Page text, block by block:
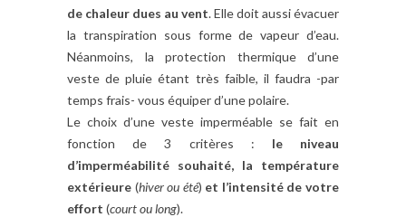
de chaleur dues au vent. Elle doit aussi évacuer
la transpiration sous forme de vapeur d’eau.
Néanmoins, la protection thermique d’une
veste de pluie étant très faible, il faudra -par
temps frais- vous équiper d’une polaire.
Le choix d’une veste imperméable se fait en
fonction de 3 critères : le niveau
d’imperméabilité souhaité, la température
extérieure (hiver ou été) et l’intensité de votre
effort (court ou long).